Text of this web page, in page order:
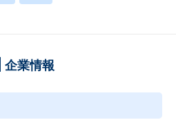
企業情報